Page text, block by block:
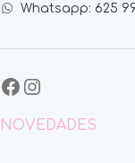
Whatsapp: 625
NOVEDADES